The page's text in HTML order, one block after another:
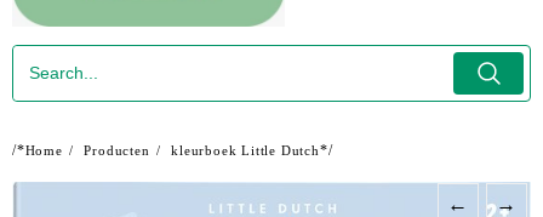
/*Home Producten kleurboek Little Dutch*/
← →